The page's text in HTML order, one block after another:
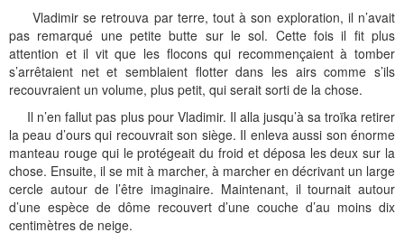
Vladimir se retrouva par terre, tout à son exploration, il n’avait
pas remarqué une petite butte sur le sol. Cette fois il fit plus
attention et il vit que les flocons qui recommençaient à tomber
s’arrêtaient net et semblaient flotter dans les airs comme s’ils
recouvraient un volume, plus petit, qui serait sorti de la chose.
Il n’en fallut pas plus pour Vladimir. Il alla jusqu’à sa troïka retirer
la peau d’ours qui recouvrait son siège. Il enleva aussi son énorme
manteau rouge qui le protégeait du froid et déposa les deux sur la
chose. Ensuite, il se mit à marcher, à marcher en décrivant un large
cercle autour de l’être imaginaire. Maintenant, il tournait autour
d’une espèce de dôme recouvert d’une couche d’au moins dix
centimètres de neige.